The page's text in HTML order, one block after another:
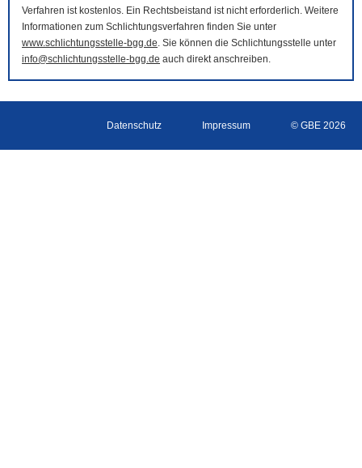
Verfahren ist kostenlos. Ein Rechtsbeistand ist nicht erforderlich. Weitere
Informationen zum Schlichtungsverfahren finden Sie unter
www.schlichtungsstelle-bgg.de. Sie können die Schlichtungsstelle unter
info@schlichtungsstelle-bgg.de auch direkt anschreiben.
Datenschutz Impressum © GBE 2026